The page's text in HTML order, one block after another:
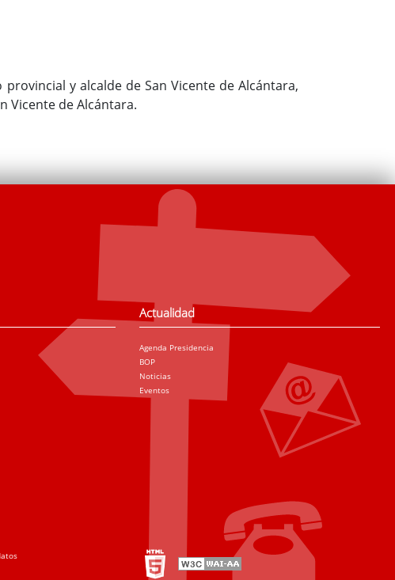
y alcalde de San Vicente de Alcántara,
Vicente de Alcántara.
Actualidad
Agenda Presidencia
BOP
Noticias
Eventos